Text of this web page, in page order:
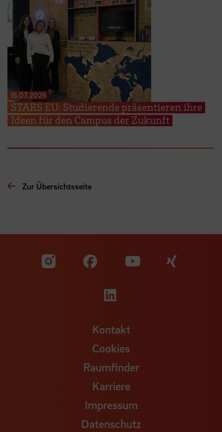
15.07.2026
STARS EU: Studierende präsentieren ihre
Ideen für den Campus der Zukunft
Zur Übersichtsseite
Zu unserer Facebook
Zu
Zu unserer
Kontakt
Cookies
Raumfinder
Karriere
Impressum
Datenschutz